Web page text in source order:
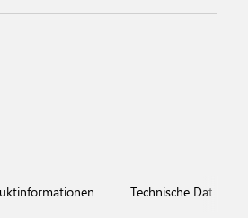
Technische Daten